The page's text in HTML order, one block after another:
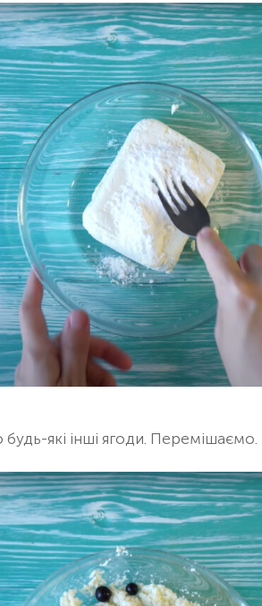
які інші ягоди. Перемішаємо.